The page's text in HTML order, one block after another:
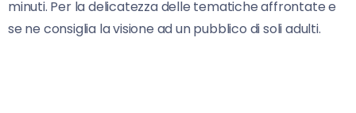
minuti. Per la delicatezza delle tematiche affrontate e
se ne consiglia la visione ad un pubblico di soli adulti.